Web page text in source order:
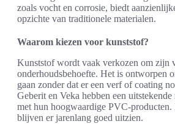
zoals vocht en corrosie, biedt
opzichte van traditionele materialen.
Waarom kiezen voor kunststof?
Kunststof wordt vaak verkozen om zijn
onderhoudsbehoefte. Het is ontworpen
gaan zonder dat er een verf of coating
Geberit en Veka hebben een
met hun hoogwaardige PVC-producten.
blijven er jarenlang goed uitzien.